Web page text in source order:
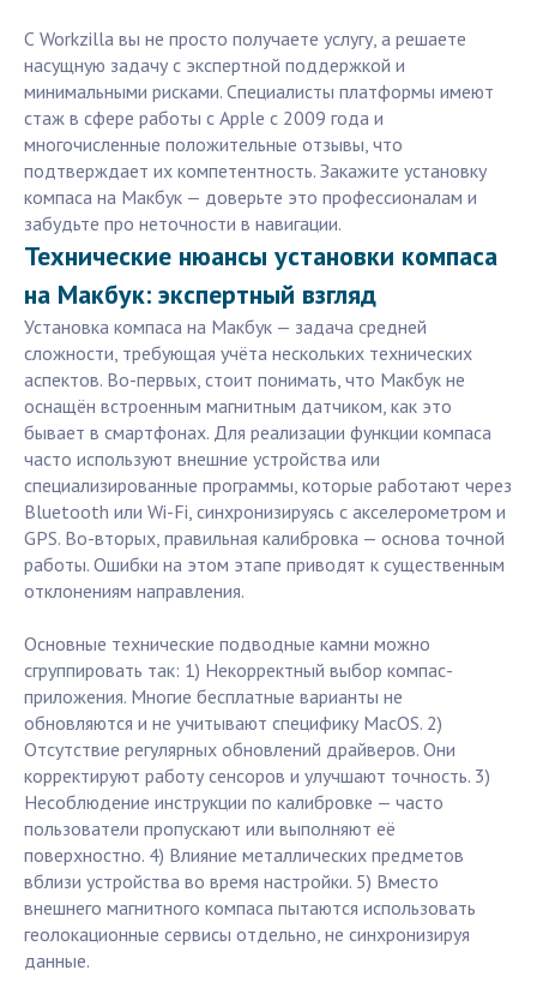
С Workzilla вы не просто получаете услугу, а решаете
насущную задачу с экспертной поддержкой и
минимальными рисками. Специалисты платформы имеют
стаж в сфере работы с Apple с 2009 года и
многочисленные положительные отзывы, что
подтверждает их компетентность. Закажите установку
компаса на Макбук — доверьте это профессионалам и
забудьте про неточности в навигации.
Технические нюансы установки компаса
на Макбук: экспертный взгляд
Установка компаса на Макбук — задача средней
сложности, требующая учёта нескольких технических
аспектов. Во-первых, стоит понимать, что Макбук не
оснащён встроенным магнитным датчиком, как это
бывает в смартфонах. Для реализации функции компаса
часто используют внешние устройства или
специализированные программы, которые работают через
Bluetooth или Wi-Fi, синхронизируясь с акселерометром и
GPS. Во-вторых, правильная калибровка — основа точной
работы. Ошибки на этом этапе приводят к существенным
отклонениям направления.
Основные технические подводные камни можно
сгруппировать так: 1) Некорректный выбор компас-
приложения. Многие бесплатные варианты не
обновляются и не учитывают специфику MacOS. 2)
Отсутствие регулярных обновлений драйверов. Они
корректируют работу сенсоров и улучшают точность. 3)
Несоблюдение инструкции по калибровке — часто
пользователи пропускают или выполняют её
поверхностно. 4) Влияние металлических предметов
вблизи устройства во время настройки. 5) Вместо
внешнего магнитного компаса пытаются использовать
геолокационные сервисы отдельно, не синхронизируя
данные.